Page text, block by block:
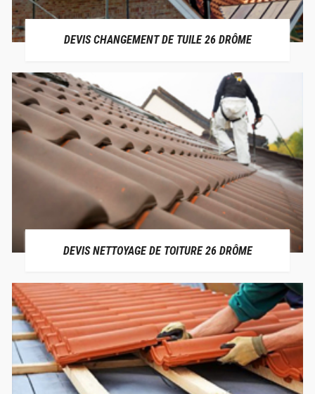
DEVIS CHANGEMENT DE TUILE 26 DRÔME
DEVIS NETTOYAGE DE TOITURE 26 DRÔME